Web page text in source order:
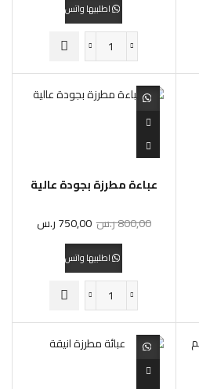
اطلبيها واتس
عباءة مطرزة بجودة عالية
800,00ر.س 750,00ر.س
اطلبيها واتس